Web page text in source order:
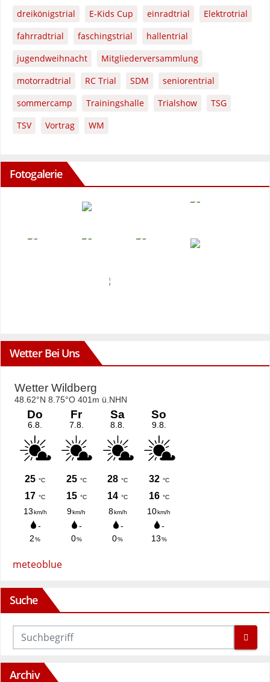
dreikönigstrial
E-Kids Cup einradtrial
Elektrotrial
fahrradtrial
faschingstrial
hallentrial
jugendweihnacht
Mitgliederversammlung
motorradtrial
RC Trial SDM
seniorentrial
sommercamp
Trainingshalle Trialshow
TSG
TSV
Vortrag WM
Fotogalerie
Wetter Bei Uns
meteoblue
Suche
Archiv